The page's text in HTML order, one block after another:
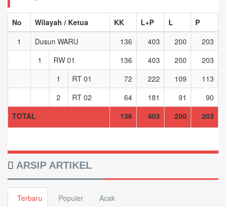
No Wilayah / Ketua KK L+P L
P
1
Dusun WARU 136 403 200
203
1
RW 01 136 403 200
203
1
RT 01 72 222 109
113
2
RT 02 64 181 91
90
TOTAL
136 403 200 203
ARSIP ARTIKEL
Terbaru Populer Acak